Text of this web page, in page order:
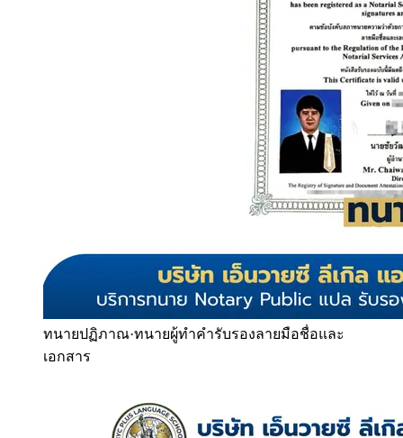
ทนายปฏิภาณ·ทนายผู้ทำคำรับรองลายมือชื่อและ
เอกสาร